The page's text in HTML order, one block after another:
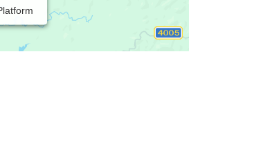
betreut wissen, dann lesen